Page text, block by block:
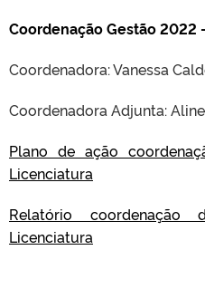
Coordenação Gestão 2022
Coordenadora: Vanessa
Coordenadora Adjunta:
Plano de ação
Licenciatura
Relatório
Licenciatura